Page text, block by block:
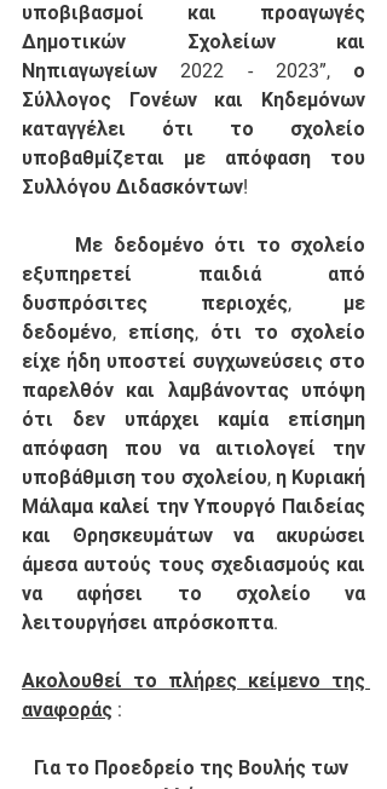
υποβιβασμοί και προαγωγές
Δημοτικών Σχολείων και
Νηπιαγωγείων 2022 - 2023”, ο
Σύλλογος Γονέων και Κηδεμόνων
καταγγέλει ότι το σχολείο
υποβαθμίζεται με απόφαση του
Συλλόγου Διδασκόντων!
εξυπηρετεί παιδιά από
δυσπρόσιτες περιοχές, με
δεδομένο, επίσης, ότι το σχολείο
είχε ήδη υποστεί συγχωνεύσεις στο
παρελθόν και λαμβάνοντας υπόψη
ότι δεν υπάρχει καμία επίσημη
απόφαση που να αιτιολογεί την
υποβάθμιση του σχολείου, η Κυριακή
Μάλαμα καλεί την Υπουργό Παιδείας
και Θρησκευμάτων να ακυρώσει
άμεσα αυτούς τους σχεδιασμούς και
να αφήσει το σχολείο να
λειτουργήσει απρόσκοπτα.
Ακολουθεί το πλήρες κείμενο της
αναφοράς :
Για το Προεδρείο της Βουλής των